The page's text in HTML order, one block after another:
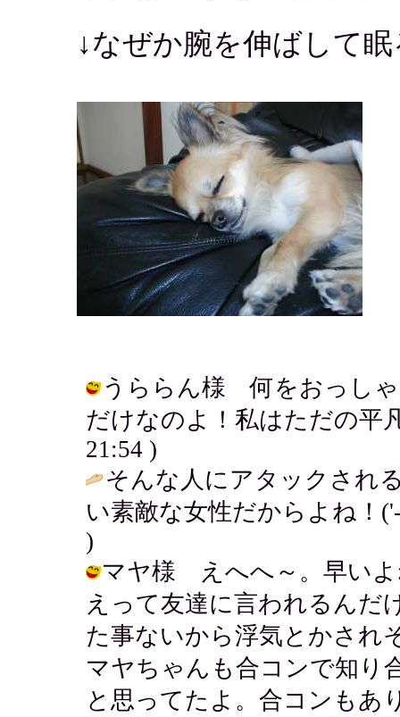
↓なぜか腕を伸ばして
うららん様 何をおっし
だけなのよ！私はただの平
21:54 )
そんな人にアタックされ
い素敵な女性だからよね！
)
マヤ様 えへへ～。早いよ
えって友達に言われるんだ
た事ないから浮気とかされ
マヤちゃんも合コンで知り
と思ってたよ。合コンもあ